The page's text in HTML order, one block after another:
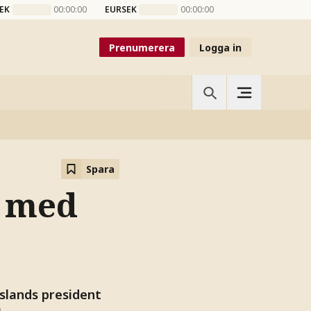
00:00:00 EURSEK 00:00:00
Prenumerera Logga in
Spara
president